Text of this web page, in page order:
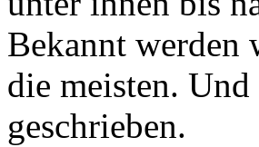
Bekannt werden
die meisten.
geschrieben.